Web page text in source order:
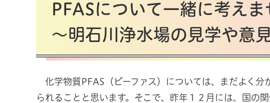
PFASについて一緒に考えま
～明石川浄水場の見学や意
化学物質PFAS（ピーファス）については、まだよく分
られることと思います。そこで、昨年１２月には、国の